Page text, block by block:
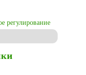
регулирование